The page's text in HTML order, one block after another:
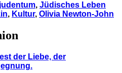
judentum, Jüdisches Leben
, Kultur, Olivia Newton-John
der Liebe, der